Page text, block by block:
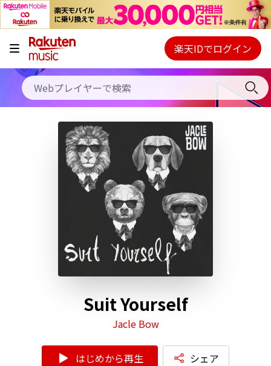
キャンペーン
料金プラン
使い方
初回30日間無料お試し
Webプレイヤー
ご契約内容の確認・変更
楽天IDでログイン
Suit Yourself
Jacle Bow
はじめから再生 シェア